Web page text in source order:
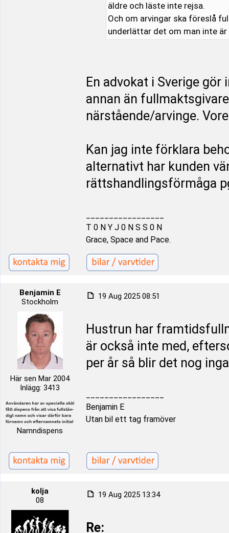
äldre och läste inte rejsa.
Och om arvingar ska föreslå
underlättar det om man inte är
En advokat i Sverige
annan än
närstående/arvinge.
Kan jag inte förklara
alternativt har kunden
rättshandlingsförmåga
T 0 N Y J 0 N S S 0 N
Grace, Space and Pace.
Benjamin E
Stockholm
Här sen Mar 2004
Inlägg: 3413
Namndispens
19 Aug 2025 08:51
Hustrun har
är också inte med,
per år så blir det nog
Benjamin E
Utan bil ett tag framöver
kolja
08
19 Aug 2025 13:34
Re: